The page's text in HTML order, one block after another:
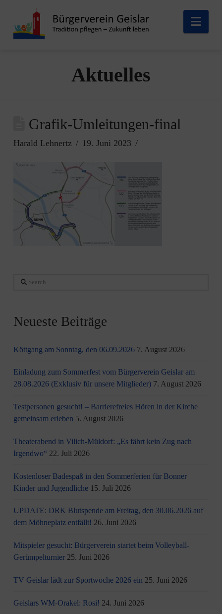
Aktuelles
Grafik-Umleitungen-final
Harald Lehnertz 19. Juni 2023
Search
Neueste Beiträge
Köttgang am Sonntag, den 06.09.2026 7. August 2026
Einladung zum Sommerfest vom Bürgerverein Geislar am
28.08.2026 (Exklusiv für unsere Mitglieder) 7. August 2026
Testpersonen gesucht! – Barrierefreies Hören in der Kirche
gemeinsam erleben 5. August 2026
Theaterabend in Vilich-Müldorf: „Es fährt kein Zug nach
Irgendwo“ 22. Juli 2026
Kostenloser Badespaß in den Sommerferien für Bonner
Kinder und Jugendliche 15. Juli 2026
UPDATE: DRK Blutspende am Freitag, den 30.06.2026 auf
dem Möhneplatz entfällt! 26. Juni 2026
Mitspieler gesucht: Bürgerverein startet beim Volleyball-
Gerümpelturnier 25. Juni 2026
TV Geislar lädt zur Sportwoche 2026 ein 25. Juni 2026
Geislars WM-Orakel: Rosi! 24. Juni 2026